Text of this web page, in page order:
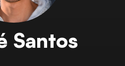
Santos